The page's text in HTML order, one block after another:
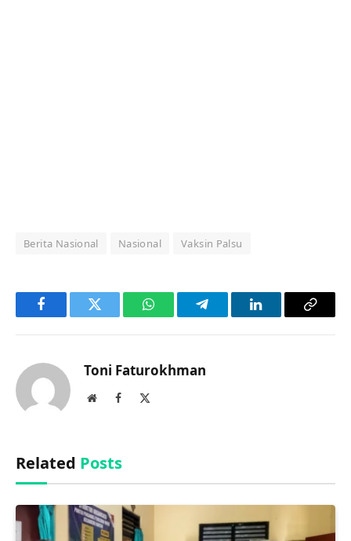
Berita Nasional Nasional Vaksin Palsu
FacebookTwitter WhatsAppTelegramLinkedInCopy
Toni Faturokhman
WebsiteFacebook
Related Posts